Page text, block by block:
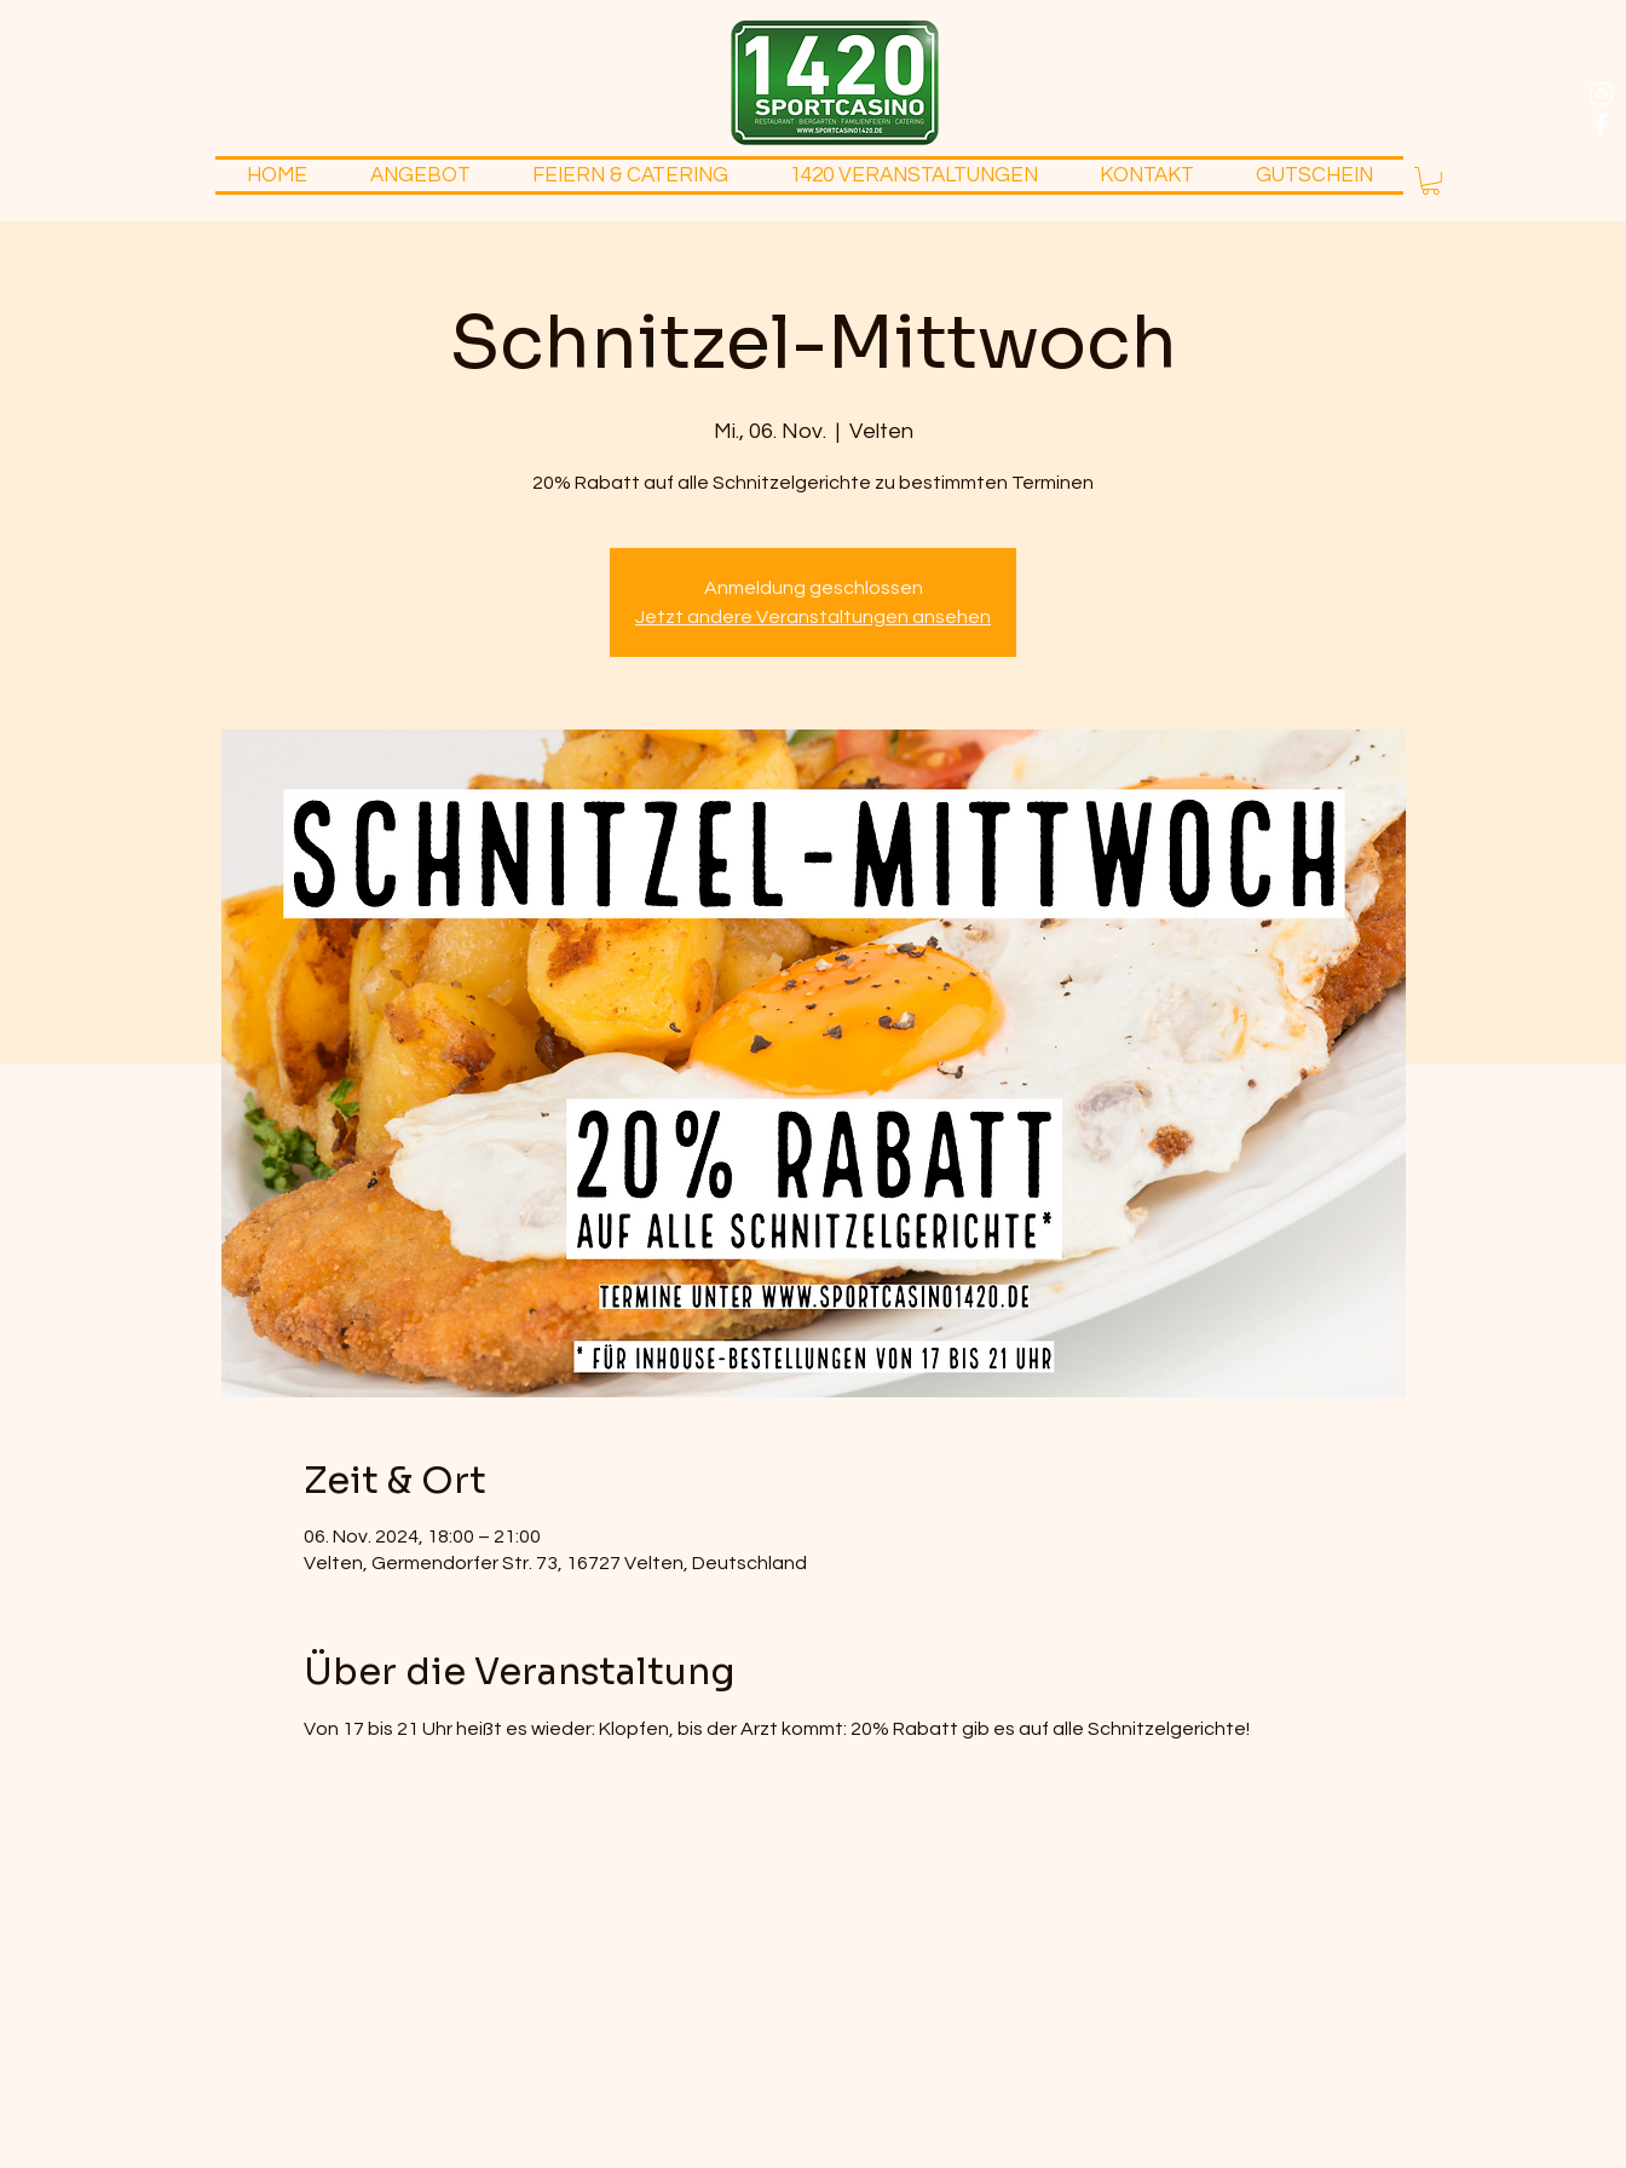
HOME ANGEBOT FEIERN & CATERING 1420 VERANSTALTUNGEN KONTAKT GUTSCHEIN
Schnitzel-Mittwoch
Mi., 06. Nov.
  |
Velten
20% Rabatt auf alle Schnitzelgerichte zu bestimmten Terminen
Anmeldung geschlossen
Jetzt andere Veranstaltungen ansehen
Zeit & Ort
06. Nov. 2024, 18:00 – 21:00
Velten, Germendorfer Str. 73, 16727 Velten, Deutschland
Über die Veranstaltung
Von 17 bis 21 Uhr heißt es wieder: Klopfen, bis der Arzt kommt: 20% Rabatt gib es auf alle Schnitzelgerichte!